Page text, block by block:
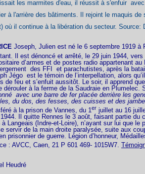
les marmites d'eau, il réussit à s'enfuir
à l'arrière des bâtiments. Il rejoint le maquis de
où il continue à la libération du secteur.
Joseph, Julien est né le 6 septembre 1919 à
Il est dénoncé et arrêté, le 29 juin 1944,
d’armes et de postes radio appartenant
des FFI et parachutistes, après la
Jégo est le témoin de l’interpellation, alors
de feu et s’enfuit aussitôt. Le soir, il apprend
dérouler à la ferme de la Saudraie en
avec une barre de fer placée derrière les
du dos, des fesses, des cuisses et des
à la prison de Vannes, du 1er juillet au 16
Il quitte Rennes le 3 août, faisant partie du
à Langeais (Indre-et-Loire), n’ayant sur lui que
servir de la main droite paralysée, suite aux
prisonnier de guerre. Légion d’honneur,
: AVCC, Caen, 21 P 601 469- 1015W7.
Heudré